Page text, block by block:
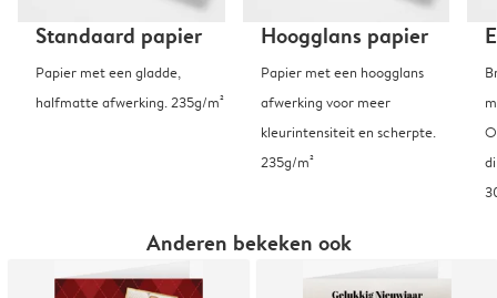
Standaard papier
Papier met een gladde,
halfmatte afwerking. 235g/m²
Hoogglans papier
Papier met een hoogglans
afwerking voor meer
kleurintensiteit en scherpte.
235g/m²
Anderen bekeken ook